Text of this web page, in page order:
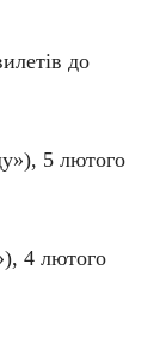
до
5 лютого
4 лютого